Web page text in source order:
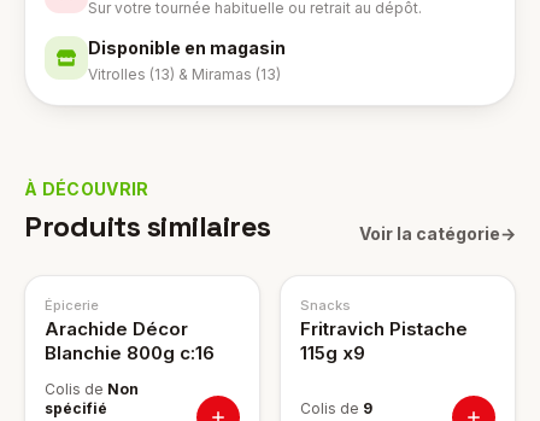
Sur votre tournée habituelle ou retrait au dépôt.
Disponible en magasin
Vitrolles (13) & Miramas (13)
À DÉCOUVRIR
Produits similaires Voir la catégorie→
Épicerie
Arachide Décor
Blanchie 800g c:16
Colis de Non
spécifié
Snacks
Fritravich Pistache
115g x9
Colis de 9